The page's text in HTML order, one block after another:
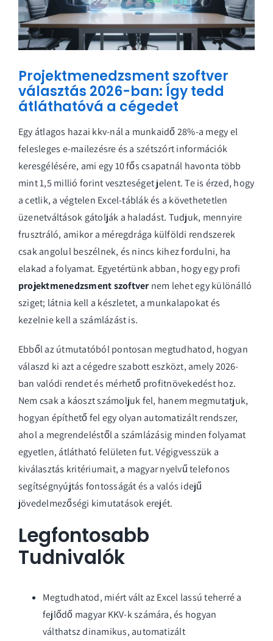
Projektmenedzsment szoftver
választás 2026-ban: Így tedd
átláthatóvá a cégedet
Egy átlagos hazai kkv-nál a munkaidő 28%-a megy el
felesleges e-mailezésre és a szétszórt információk
keresgélésére, ami egy 10 fős csapatnál havonta több
mint 1,5 millió forint veszteséget jelent. Te is érzed, hogy
a cetlik, a végtelen Excel-táblák és a követhetetlen
üzenetváltások gátolják a haladást. Tudjuk, mennyire
frusztráló, amikor a méregdrága külföldi rendszerek
csak angolul beszélnek, és nincs kihez fordulni, ha
elakad a folyamat. Egyetértünk abban, hogy egy profi
projektmenedzsment szoftvernem lehet egy különálló
sziget; látnia kell a készletet, a munkalapokat és
kezelnie kell a számlázást is.
Ebből az útmutatóból pontosan megtudhatod, hogyan
válaszd ki azt a cégedre szabott eszközt, amely 2026-
ban valódi rendet és mérhető profitnövekedést hoz.
Nem csak a káoszt számoljuk fel, hanem megmutatjuk,
hogyan építhető fel egy olyan automatizált rendszer,
ahol a megrendeléstől a számlázásig minden folyamat
egyetlen, átlátható felületen fut. Végigvesszük a
kiválasztás kritériumait, a magyar nyelvű telefonos
segítségnyújtás fontosságát és a valós idejű
jövedelmezőségi kimutatások erejét.
Legfontosabb
Tudnivalók
Megtudhatod, miért vált az Excel lassú teherré a
fejlődő magyar KKV-k számára, és hogyan
válthatsz dinamikus, automatizált